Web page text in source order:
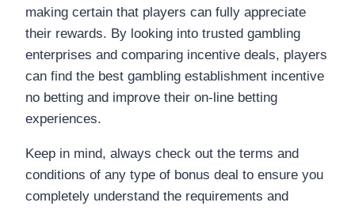
making certain that players can fully appreciate
their rewards. By looking into trusted gambling
enterprises and comparing incentive deals, players
can find the best gambling establishment incentive
no betting and improve their on-line betting
experiences.
Keep in mind, always check out the terms and
conditions of any type of bonus deal to ensure you
completely understand the requirements and